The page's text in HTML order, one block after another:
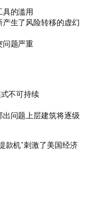
的滥用
生了风险转移的虚幻
问题严重
不可持续
问题上层建筑将逐级
款机”刺激了美国经济